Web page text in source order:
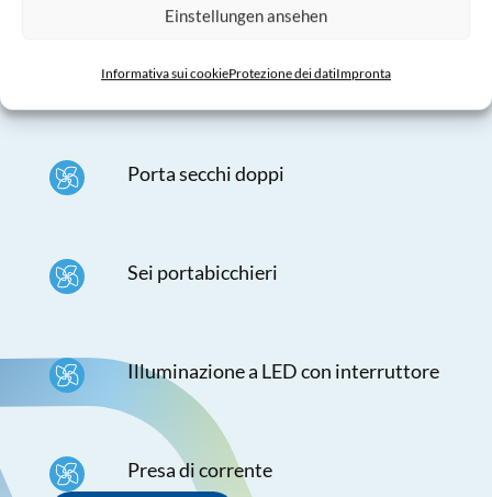
Einstellungen ansehen
Informativa sui cookieProtezione dei datiImpronta
Tre secchi di aspirazione
Porta secchi doppi
Sei portabicchieri
Illuminazione a LED con interruttore
Presa di corrente